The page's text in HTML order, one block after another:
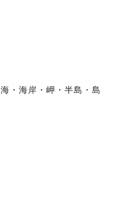
海・海岸・岬・半島・島